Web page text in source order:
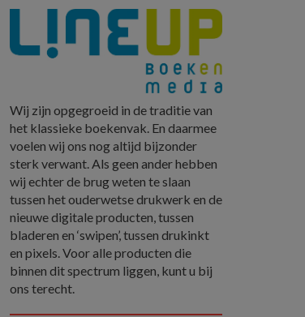
Wij zijn opgegroeid in de traditie van
het klassieke boekenvak. En daarmee
voelen wij ons nog altijd bijzonder
sterk verwant. Als geen ander hebben
wij echter de brug weten te slaan
tussen het ouderwetse drukwerk en de
nieuwe digitale producten, tussen
bladeren en ‘swipen’, tussen drukinkt
en pixels. Voor alle producten die
binnen dit spectrum liggen, kunt u bij
ons terecht.